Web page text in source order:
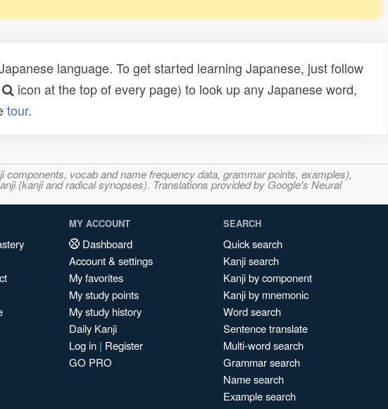
language. To get started learning Japanese, just follow
icon at the top of every page) to look up any Japanese word,
tour.
vocab and name frequency data, grammar points, examples),
(kanji and radical synopses). Translations provided by Google's Neural
MY ACCOUNT
Dashboard
Account & settings
My favorites
My study points
My study history
Daily Kanji
Log in | Register
GO PRO
SEARCH
Quick search
Kanji search
Kanji by component
Kanji by mnemonic
Word search
Sentence translate
Multi-word search
Grammar search
Name search
Example search